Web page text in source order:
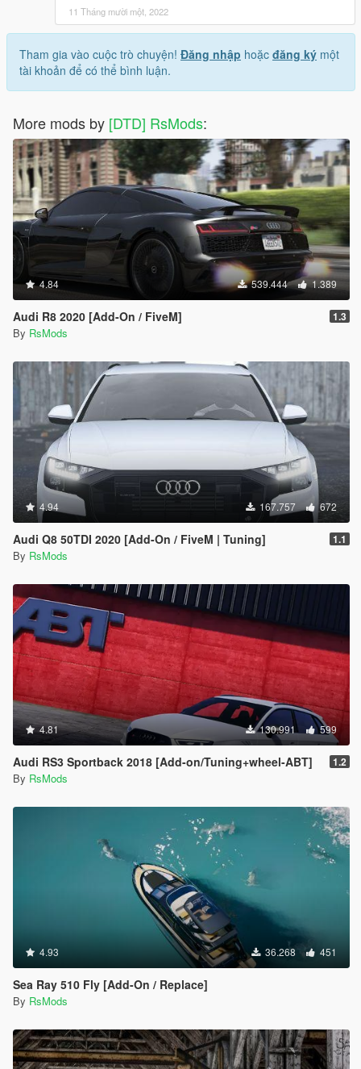
11 Tháng mười một, 2022
Tham gia vào cuộc trò chuyện! Đăng nhập hoặc đăng ký một
tài khoản để có thể bình luận.
More mods by [DTD] RsMods:
4.84 539.444 1.389
Audi R8 2020 [Add-On / FiveM] 1.3
By RsMods
4.94 167.757 672
Audi Q8 50TDI 2020 [Add-On / FiveM | Tuning] 1.1
By RsMods
4.81 130.991 599
Audi RS3 Sportback 2018 [Add-on/Tuning+wheel-ABT] 1.2
By RsMods
4.93 36.268 451
Sea Ray 510 Fly [Add-On / Replace]
By RsMods